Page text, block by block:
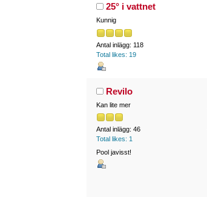
25° i vattnet
Kunnig
Antal inlägg: 118
Total likes: 19
Revilo
Kan lite mer
Antal inlägg: 46
Total likes: 1
Pool javisst!